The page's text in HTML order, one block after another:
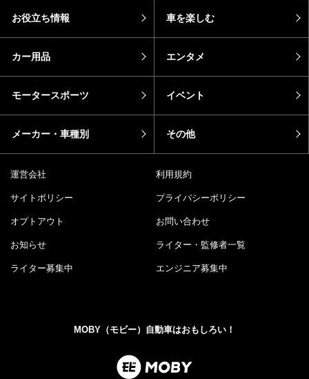
お役立ち情報 車を楽しむ
カー用品 エンタメ
モータースポーツ イベント
メーカー・車種別 その他
運営会社 利用規約
サイトポリシー プライバシーポリシー
オプトアウト お問い合わせ
お知らせ ライター・監修者一覧
ライター募集中 エンジニア募集中
MOBY（モビー）自動車はおもしろい！